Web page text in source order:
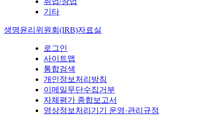
기타
생명윤리위원회(IRB)자료실
로그인
사이트맵
통합검색
개인정보처리방침
이메일무단수집거부
자체평가 종합보고서
영상정보처리기기 운영·관리규정